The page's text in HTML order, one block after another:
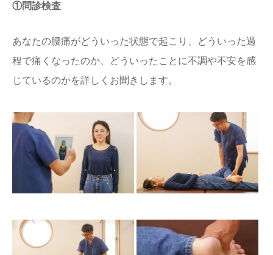
①問診検査
あなたの腰痛がどういった状態で起こり、どういった過
程で痛くなったのか、どういったことに不調や不安を感
じているのかを詳しくお聞きします。